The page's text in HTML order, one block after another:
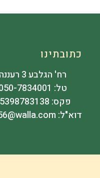
כתובתינו
רח' הגלבע 3 רעננה
טל: 050-7834001
פקס: 15398783138
דוא"ל: udil56@walla.com